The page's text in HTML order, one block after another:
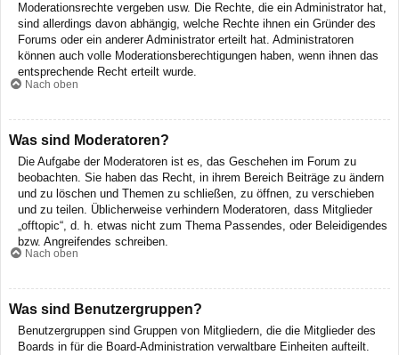
Moderationsrechte vergeben usw. Die Rechte, die ein Administrator hat,
sind allerdings davon abhängig, welche Rechte ihnen ein Gründer des
Forums oder ein anderer Administrator erteilt hat. Administratoren
können auch volle Moderationsberechtigungen haben, wenn ihnen das
entsprechende Recht erteilt wurde.
Nach oben
Was sind Moderatoren?
Die Aufgabe der Moderatoren ist es, das Geschehen im Forum zu
beobachten. Sie haben das Recht, in ihrem Bereich Beiträge zu ändern
und zu löschen und Themen zu schließen, zu öffnen, zu verschieben
und zu teilen. Üblicherweise verhindern Moderatoren, dass Mitglieder
„offtopic“, d. h. etwas nicht zum Thema Passendes, oder Beleidigendes
bzw. Angreifendes schreiben.
Nach oben
Was sind Benutzergruppen?
Benutzergruppen sind Gruppen von Mitgliedern, die die Mitglieder des
Boards in für die Board-Administration verwaltbare Einheiten aufteilt.